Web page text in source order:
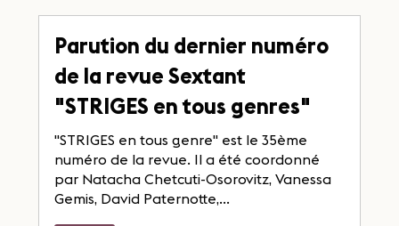
Parution du dernier numéro
de la revue Sextant
"STRIGES en tous genres"
"STRIGES en tous genre" est le 35ème
numéro de la revue. Il a été coordonné
par Natacha Chetcuti-Osorovitz, Vanessa
Gemis, David Paternotte,...